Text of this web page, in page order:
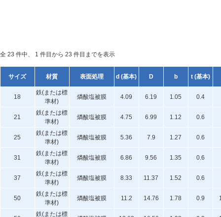
全 23 件中、 1 件目から 23 件目までを表示
サイズ 材質 表面処理 d (基本) D b t (基本)
18
鉄(または標
準材)
燐酸塩被膜 4.09 6.19 1.05 0.4
21
鉄(または標
準材)
燐酸塩被膜 4.75 6.99 1.12 0.6
25
鉄(または標
準材)
燐酸塩被膜 5.36 7.9 1.27 0.6
31
鉄(または標
準材)
燐酸塩被膜 6.86 9.56 1.35 0.6
37
鉄(または標
準材)
燐酸塩被膜 8.33 11.37 1.52 0.6
50
鉄(または標
準材)
燐酸塩被膜 11.2 14.76 1.78 0.9
鉄(または標